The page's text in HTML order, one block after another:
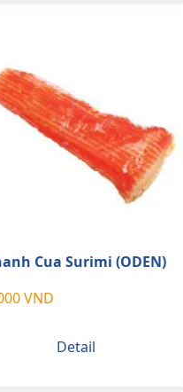
Cua Surimi (ODEN)
VND
Detail